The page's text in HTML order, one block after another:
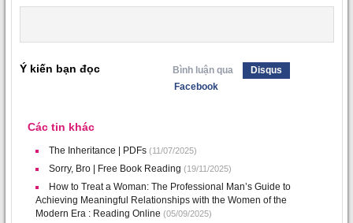
Ý kiến bạn đọc Bình luận qua
Disqus
Facebook
Các tin khác
The Inheritance | PDFs (11/07/2025)
Sorry, Bro | Free Book Reading (19/11/2025)
How to Treat a Woman: The Professional Man’s Guide to
Achieving Meaningful Relationships with the Women of the
Modern Era : Reading Online (05/09/2025)